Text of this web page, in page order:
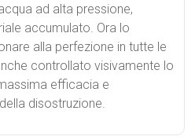
ad alta pressione,
accumulato. Ora lo
alla perfezione in tutte le
controllato visivamente lo
efficacia e
disostruzione.